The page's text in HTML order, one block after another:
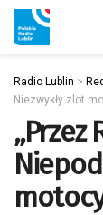
Radio Lublin >
Niezwykły zlot
„Przez